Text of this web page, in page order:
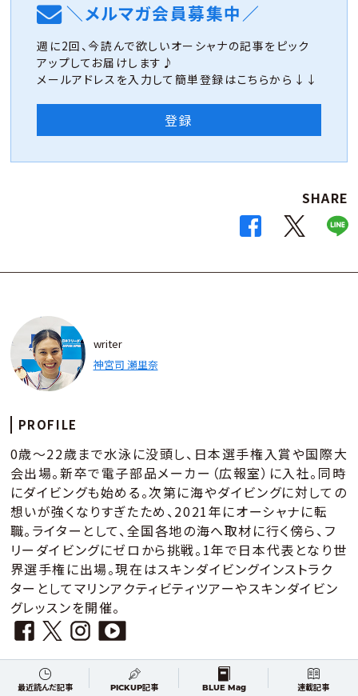
＼メルマガ会員募集中／
週に2回、今読んで欲しいオーシャナの記事をピック
アップしてお届けします♪
メールアドレスを入力して簡単登録はこちらから↓↓
登録
SHARE
writer
神宮司 瀬里奈
PROFILE
0歳～22歳まで水泳に没頭し、日本選手権入賞や国際大
会出場。新卒で電子部品メーカー（広報室）に入社。同時
にダイビングも始める。次第に海やダイビングに対しての
想いが強くなりすぎたため、2021年にオーシャナに転
職。ライターとして、全国各地の海へ取材に行く傍ら、フ
リーダイビングにゼロから挑戦。1年で日本代表となり世
界選手権に出場。現在はスキンダイビングインストラク
ターとしてマリンアクティビティツアーやスキンダイビン
グレッスンを開催。
最近読んだ記事 PICKUP記事 BLUE Mag 連載記事